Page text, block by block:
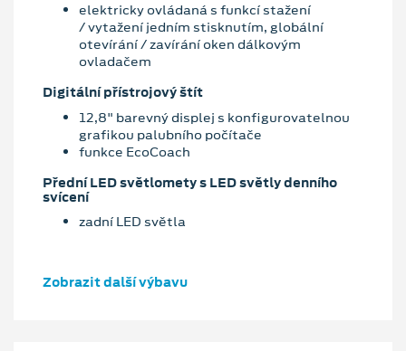
elektricky ovládaná s funkcí stažení
/ vytažení jedním stisknutím, globální
otevírání / zavírání oken dálkovým
ovladačem
Digitální přístrojový štít
12,8" barevný displej s konfigurovatelnou
grafikou palubního počítače
funkce EcoCoach
Přední LED světlomety s LED světly denního
svícení
zadní LED světla
Zobrazit další výbavu